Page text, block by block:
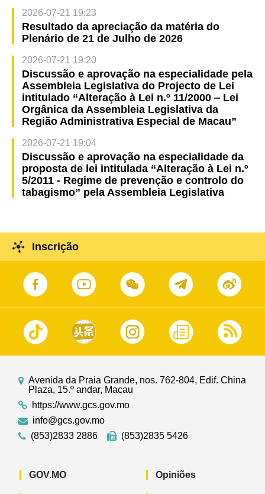
2026-07-21 19:23
Resultado da apreciação da matéria do
Plenário de 21 de Julho de 2026
2026-07-21 19:20
Discussão e aprovação na especialidade pela
Assembleia Legislativa do Projecto de Lei
intitulado “Alteração à Lei n.º 11/2000 ‒ Lei
Orgânica da Assembleia Legislativa da
Região Administrativa Especial de Macau”
2026-07-21 19:04
Discussão e aprovação na especialidade da
proposta de lei intitulada “Alteração à Lei n.º
5/2011 - Regime de prevenção e controlo do
tabagismo” pela Assembleia Legislativa
Inscrição
Avenida da Praia Grande, nos. 762-804, Edif. China
Plaza, 15.º andar, Macau
https://www.gcs.gov.mo
info@gcs.gov.mo
(853)2833 2886
(853)2835 5426
GOV.MO Opiniões